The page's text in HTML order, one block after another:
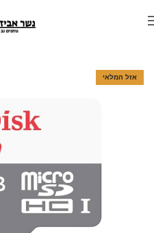
אזל המלאי